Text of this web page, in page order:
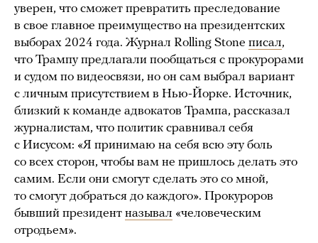
уверен, что сможет превратить преследование
в свое главное преимущество на президентских
выборах 2024 года. Журнал Rolling Stone писал,
что Трампу предлагали пообщаться с прокурорами
и судом по видеосвязи, но он сам выбрал вариант
с личным присутствием в Нью-Йорке. Источник,
близкий к команде адвокатов Трампа, рассказал
журналистам, что политик сравнивал себя
с Иисусом: «Я принимаю на себя всю эту боль
со всех сторон, чтобы вам не пришлось делать это
самим. Если они смогут сделать это со мной,
то смогут добраться до каждого». Прокуроров
бывший президент называл «человеческим
отродьем».